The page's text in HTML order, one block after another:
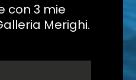
con 3 mie
Merighi.